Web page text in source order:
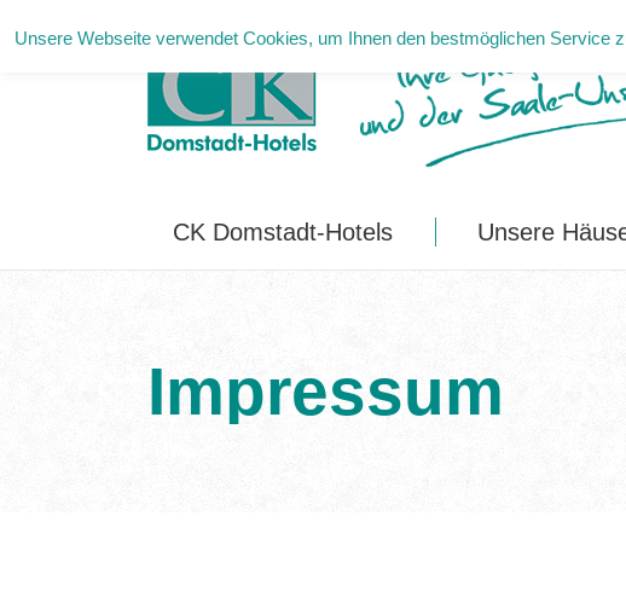
CK Domstadt-Hotels Unsere
Impressum
Unsere Webseite verwendet Cookies, um Ihnen den bestmöglichen Service
CK Domstadt-Hotels